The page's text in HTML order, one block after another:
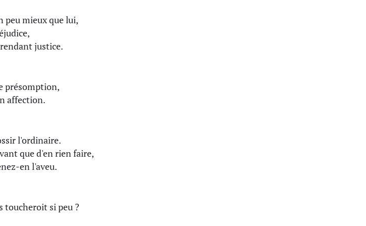
peu mieux que lui,
justice.
présomption,
affection.
l'ordinaire.
que d'en rien faire,
en l'aveu.
toucheroit si peu ?